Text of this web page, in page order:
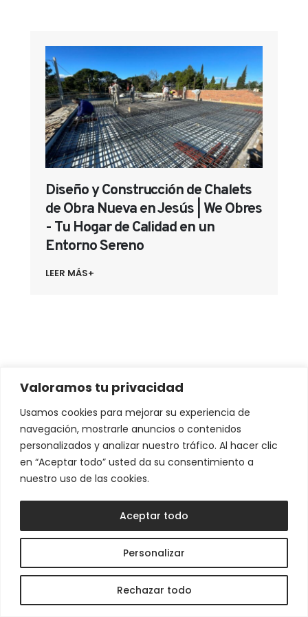
Valoramos tu privacidad
Usamos cookies para mejorar su experiencia de
navegación, mostrarle anuncios o contenidos
personalizados y analizar nuestro tráfico. Al hacer clic
en “Aceptar todo” usted da su consentimiento a
nuestro uso de las cookies.
Personalizar
Rechazar todo
Aceptar todo
Diseño y Construcción de Chalets
de Obra Nueva en Jesús | We Obres
- Tu Hogar de Calidad en un
Entorno Sereno
LEER MÁS+